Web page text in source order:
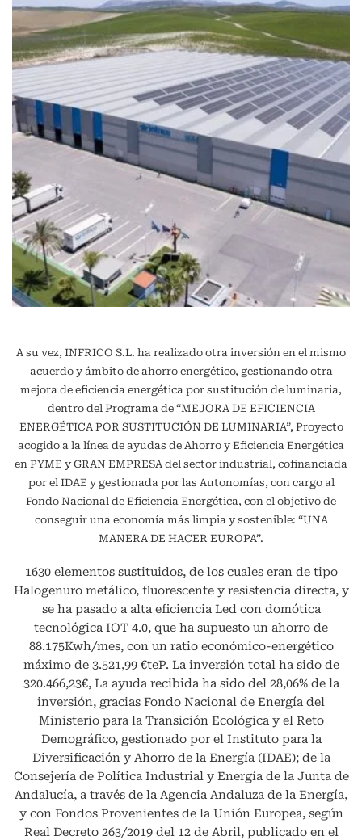
A su vez, INFRICO S.L. ha realizado otra inversión en el mismo
acuerdo y ámbito de ahorro energético, gestionando otra
mejora de eficiencia energética por sustitución de luminaria,
dentro del Programa de “MEJORA DE EFICIENCIA
ENERGÉTICA POR SUSTITUCIÓN DE LUMINARIA”, Proyecto
acogido a la línea de ayudas de Ahorro y Eficiencia Energética
en PYME y GRAN EMPRESA del sector industrial, cofinanciada
por el IDAE y gestionada por las Autonomías, con cargo al
Fondo Nacional de Eficiencia Energética, con el objetivo de
conseguir una economía más limpia y sostenible: “UNA
MANERA DE HACER EUROPA”.
1630 elementos sustituidos, de los cuales eran de tipo
Halogenuro metálico, fluorescente y resistencia directa, y
se ha pasado a alta eficiencia Led con domótica
tecnológica IOT 4.0, que ha supuesto un ahorro de
88.175Kwh/mes, con un ratio económico-energético
máximo de 3.521,99 €teP. La inversión total ha sido de
320.466,23€, La ayuda recibida ha sido del 28,06% de la
inversión, gracias Fondo Nacional de Energía del
Ministerio para la Transición Ecológica y el Reto
Demográfico, gestionado por el Instituto para la
Diversificación y Ahorro de la Energía (IDAE); de la
Consejería de Política Industrial y Energía de la Junta de
Andalucía, a través de la Agencia Andaluza de la Energía,
y con Fondos Provenientes de la Unión Europea, según
Real Decreto 263/2019 del 12 de Abril, publicado en el